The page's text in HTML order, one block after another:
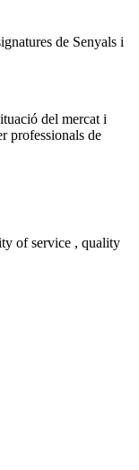
de Senyals i
del mercat i
professionals de
of service , quality